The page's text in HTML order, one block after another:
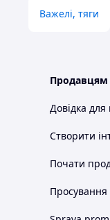
Важелі, тяги
Продавцям
Довідка для
Створити
Почати
Просування